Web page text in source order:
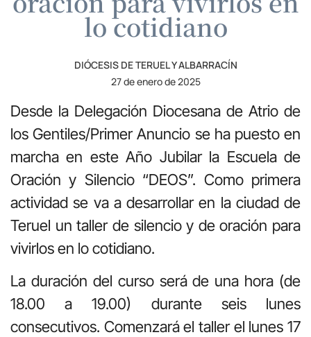
lo cotidiano
DIÓCESIS DE TERUEL Y ALBARRACÍN
27 de enero de 2025
Desde la Delegación Diocesana de Atrio de
los Gentiles/Primer Anuncio se ha puesto en
marcha en este Año Jubilar la Escuela de
Oración y Silencio “DEOS”. Como primera
actividad se va a desarrollar en la ciudad de
Teruel un taller de silencio y de oración para
vivirlos en lo cotidiano.
La duración del curso será de una hora (de
18.00 a 19.00) durante seis lunes
consecutivos. Comenzará el taller el lunes 17